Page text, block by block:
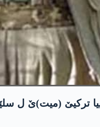
ترکیێ (میت)ێ ل